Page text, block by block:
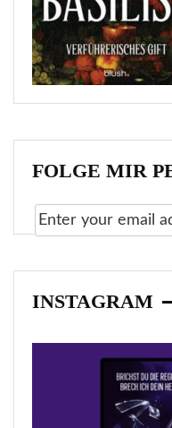
FOLGE MIR
INSTAGRAM